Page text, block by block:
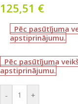
125,51 €
Pēc pasūtījuma
apstiprinājumu.
Pēc pasūtījuma
apstiprinājumu.
- +